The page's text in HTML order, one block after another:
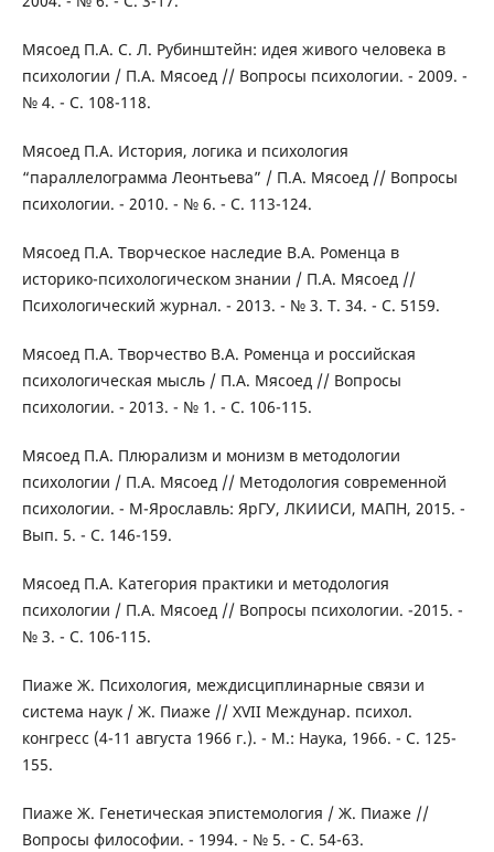
Мясоед П.А. С. Л. Рубинштейн: идея живого человека в
психологии / П.А. Мясоед // Вопросы психологии. - 2009. -
№ 4. - С. 108-118.
Мясоед П.А. История, логика и психология
“параллелограмма Леонтьева” / П.А. Мясоед // Вопросы
психологии. - 2010. - № 6. - С. 113-124.
Мясоед П.А. Творческое наследие В.А. Роменца в
историко-психологическом знании / П.А. Мясоед //
Психологический журнал. - 2013. - № 3. Т. 34. - С. 5159.
Мясоед П.А. Творчество В.А. Роменца и российская
психологическая мысль / П.А. Мясоед // Вопросы
психологии. - 2013. - № 1. - С. 106-115.
Мясоед П.А. Плюрализм и монизм в методологии
психологии / П.А. Мясоед // Методология современной
психологии. - М-Ярославль: ЯрГУ, ЛКИИСИ, МАПН, 2015. -
Вып. 5. - С. 146-159.
Мясоед П.А. Категория практики и методология
психологии / П.А. Мясоед // Вопросы психологии. -2015. -
№ 3. - С. 106-115.
Пиаже Ж. Психология, междисциплинарные связи и
система наук / Ж. Пиаже // XVII Междунар. психол.
конгресс (4-11 августа 1966 г.). - М.: Наука, 1966. - С. 125-
155.
Пиаже Ж. Генетическая эпистемология / Ж. Пиаже //
Вопросы философии. - 1994. - № 5. - С. 54-63.